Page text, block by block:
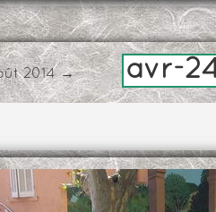
2014→ avr-